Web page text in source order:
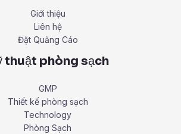
Giới thiệu
Liên hệ
Đặt Quảng Cáo
thuật phòng sạch
GMP
Thiết kế phòng sạch
Technology
Phòng Sạch